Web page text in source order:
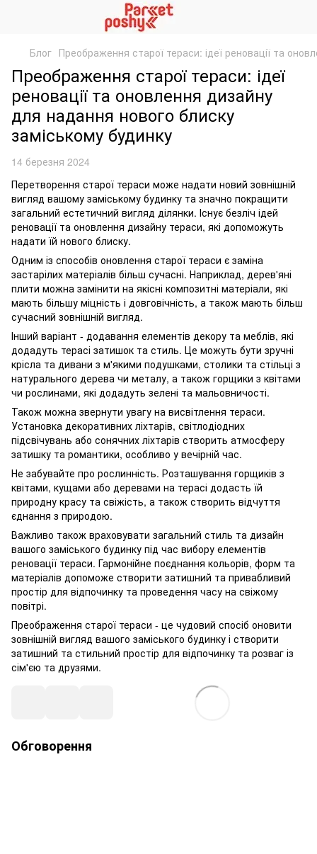
Блог Преображення старої тераси: ідеї реновації та
Преображення старої тераси: ідеї
реновації та оновлення дизайну
для надання нового блиску
заміському будинку
14 березня 2024
Перетворення старої тераси може надати новий зовнішній
вигляд вашому заміському будинку та значно покращити
загальний естетичний вигляд ділянки. Існує безліч ідей
реновації та оновлення дизайну тераси, які допоможуть
надати їй нового блиску.
Одним із способів оновлення старої тераси є заміна
застарілих матеріалів більш сучасні. Наприклад, дерев'яні
плити можна замінити на якісні композитні матеріали, які
мають більшу міцність і довговічність, а також мають більш
сучасний зовнішній вигляд.
Інший варіант - додавання елементів декору та меблів, які
додадуть терасі затишок та стиль. Це можуть бути зручні
крісла та дивани з м'якими подушками, столики та стільці з
натурального дерева чи металу, а також горщики з квітами
чи рослинами, які додадуть зелені та мальовничості.
Також можна звернути увагу на висвітлення тераси.
Установка декоративних ліхтарів, світлодіодних
підсвічувань або сонячних ліхтарів створить атмосферу
затишку та романтики, особливо у вечірній час.
Не забувайте про рослинність. Розташування горщиків з
квітами, кущами або деревами на терасі додасть їй
природну красу та свіжість, а також створить відчуття
єднання з природою.
Важливо також враховувати загальний стиль та дизайн
вашого заміського будинку під час вибору елементів
реновації тераси. Гармонійне поєднання кольорів, форм та
матеріалів допоможе створити затишний та привабливий
простір для відпочинку та проведення часу на свіжому
повітрі.
Преображення старої тераси - це чудовий спосіб оновити
зовнішній вигляд вашого заміського будинку і створити
затишний та стильний простір для відпочинку та розваг із
сім'єю та друзями.
Обговорення